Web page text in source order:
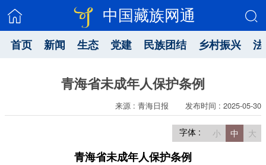
中国藏族网通
首页 新闻 生态 党建 民族团结 乡村振兴
青海省未成年人保护条例
来源 : 青海日报 发布时间 : 2025-05-30
字体 : 小 中 大
青海省未成年人保护条例